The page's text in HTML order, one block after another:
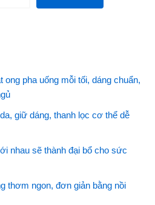
pha uống mỗi tối, dáng chuẩn,
giữ dáng, thanh lọc cơ thể dễ
nhau sẽ thành đại bổ cho sức
thơm ngon, đơn giản bằng nồi